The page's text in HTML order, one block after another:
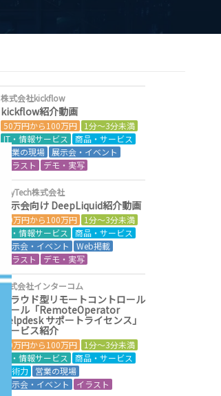
株式会社kickflow
kickflow紹介動画
50万円から100万円
1分～3分未満
IT・情報サービス
商品・サービス
営業の現場
展示会・イベント
イラスト
デモ・実写
AnyTech株式会社
展示会向け DeepLiquid紹介動画
50万円から100万円
1分～3分未満
IT・情報サービス
商品・サービス
展示会・イベント
Web掲載
イラスト
デモ・実写
株式会社インターコム
クラウド型リモートコントロール
ツール「RemoteOperator
Helpdesk サポートライセンス」
サービス紹介
50万円から100万円
1分～3分未満
IT・情報サービス
商品・サービス
技術力
営業の現場
展示会・イベント
イラスト